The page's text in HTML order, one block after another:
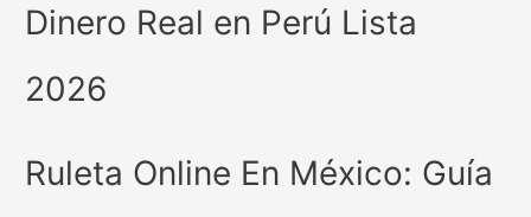
Dinero Real en Perú Lista
2026
Ruleta Online En México: Guía